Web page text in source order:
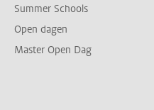
Summer Schools
Open dagen
Master Open Dag